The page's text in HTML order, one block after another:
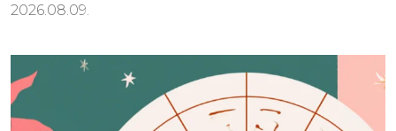
2026.08.09.